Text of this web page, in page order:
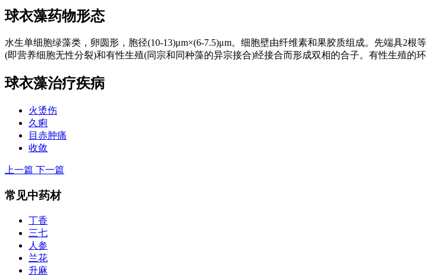
球衣藻药物形态
水生单细胞绿藻类，卵圆形，胞径(10-13)μm×(6-7.5)μm。细胞壁由纤维素和果胶质组成。先端具2
(即营养细胞无性分裂)和有性生殖(同宗和同种藻的异宗接合)经接合而形成双相的合子。有性生殖的
球衣藻治疗疾病
火烫伤
久痢
目赤肿痛
收敛
上一篇 下一篇
常见中药材
丁香
三七
人参
兰花
升麻